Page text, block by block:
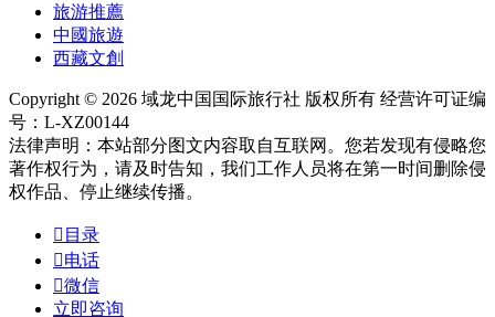
旅游推薦
中國旅遊
西藏文創
Copyright © 2026 域龙中国国际旅行社 版权所有 经营许可证编
号：L-XZ00144
法律声明：本站部分图文内容取自互联网。您若发现有侵略您
著作权行为，请及时告知，我们工作人员将在第一时间删除侵
权作品、停止继续传播。
 目录
电话
微信
立即咨询